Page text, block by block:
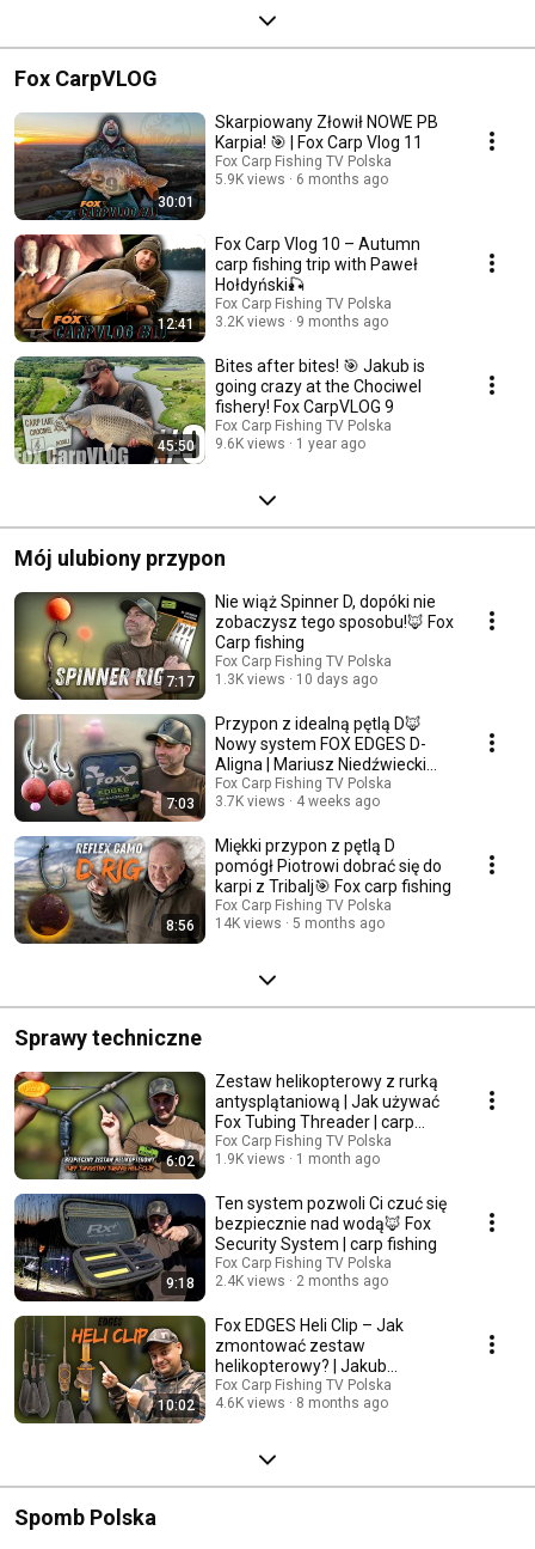
Fox CarpVLOG
30:01
Skarpiowany Złowił NOWE PB
Karpia! 🎯 | Fox Carp Vlog 11
Fox Carp Fishing TV Polska
5.9K views
6 months ago
12:41
Fox Carp Vlog 10 – Autumn
carp fishing trip with Paweł
Hołdyński🎣
Fox Carp Fishing TV Polska
3.2K views
9 months ago
45:50
Bites after bites! 🎯 Jakub is
going crazy at the Chociwel
fishery! Fox CarpVLOG 9
Fox Carp Fishing TV Polska
9.6K views
1 year ago
Mój ulubiony przypon
7:17
Nie wiąż Spinner D, dopóki nie
zobaczysz tego sposobu!🦊 Fox
Carp fishing
Fox Carp Fishing TV Polska
1.3K views
10 days ago
7:03
Przypon z idealną pętlą D🦊
Nowy system FOX EDGES D-
Aligna | Mariusz Niedźwiecki
Carp fishing
Fox Carp Fishing TV Polska
3.7K views
4 weeks ago
8:56
Miękki przypon z pętlą D
pomógł Piotrowi dobrać się do
karpi z Tribalj🎯 Fox carp fishing
Fox Carp Fishing TV Polska
14K views
5 months ago
Sprawy techniczne
6:02
Zestaw helikopterowy z rurką
antysplątaniową | Jak używać
Fox Tubing Threader | carp
fishing
Fox Carp Fishing TV Polska
1.9K views
1 month ago
9:18
Ten system pozwoli Ci czuć się
bezpiecznie nad wodą🦊 Fox
Security System | carp fishing
Fox Carp Fishing TV Polska
2.4K views
2 months ago
10:02
Fox EDGES Heli Clip – Jak
zmontować zestaw
helikopterowy? | Jakub
Szcześniak | carp fishing
Fox Carp Fishing TV Polska
4.6K views
8 months ago
Spomb Polska